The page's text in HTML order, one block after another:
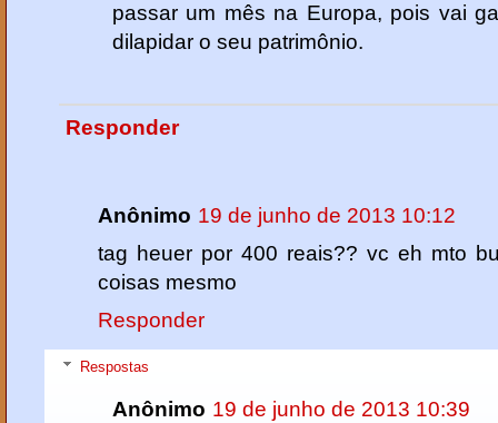
passar um mês na Europa, pois vai
dilapidar o seu patrimônio.
Responder
Anônimo 19 de junho de 2013 10:12
tag heuer por 400 reais?? vc eh mto
coisas mesmo
Responder
Respostas
Anônimo 19 de junho de 2013 10:39